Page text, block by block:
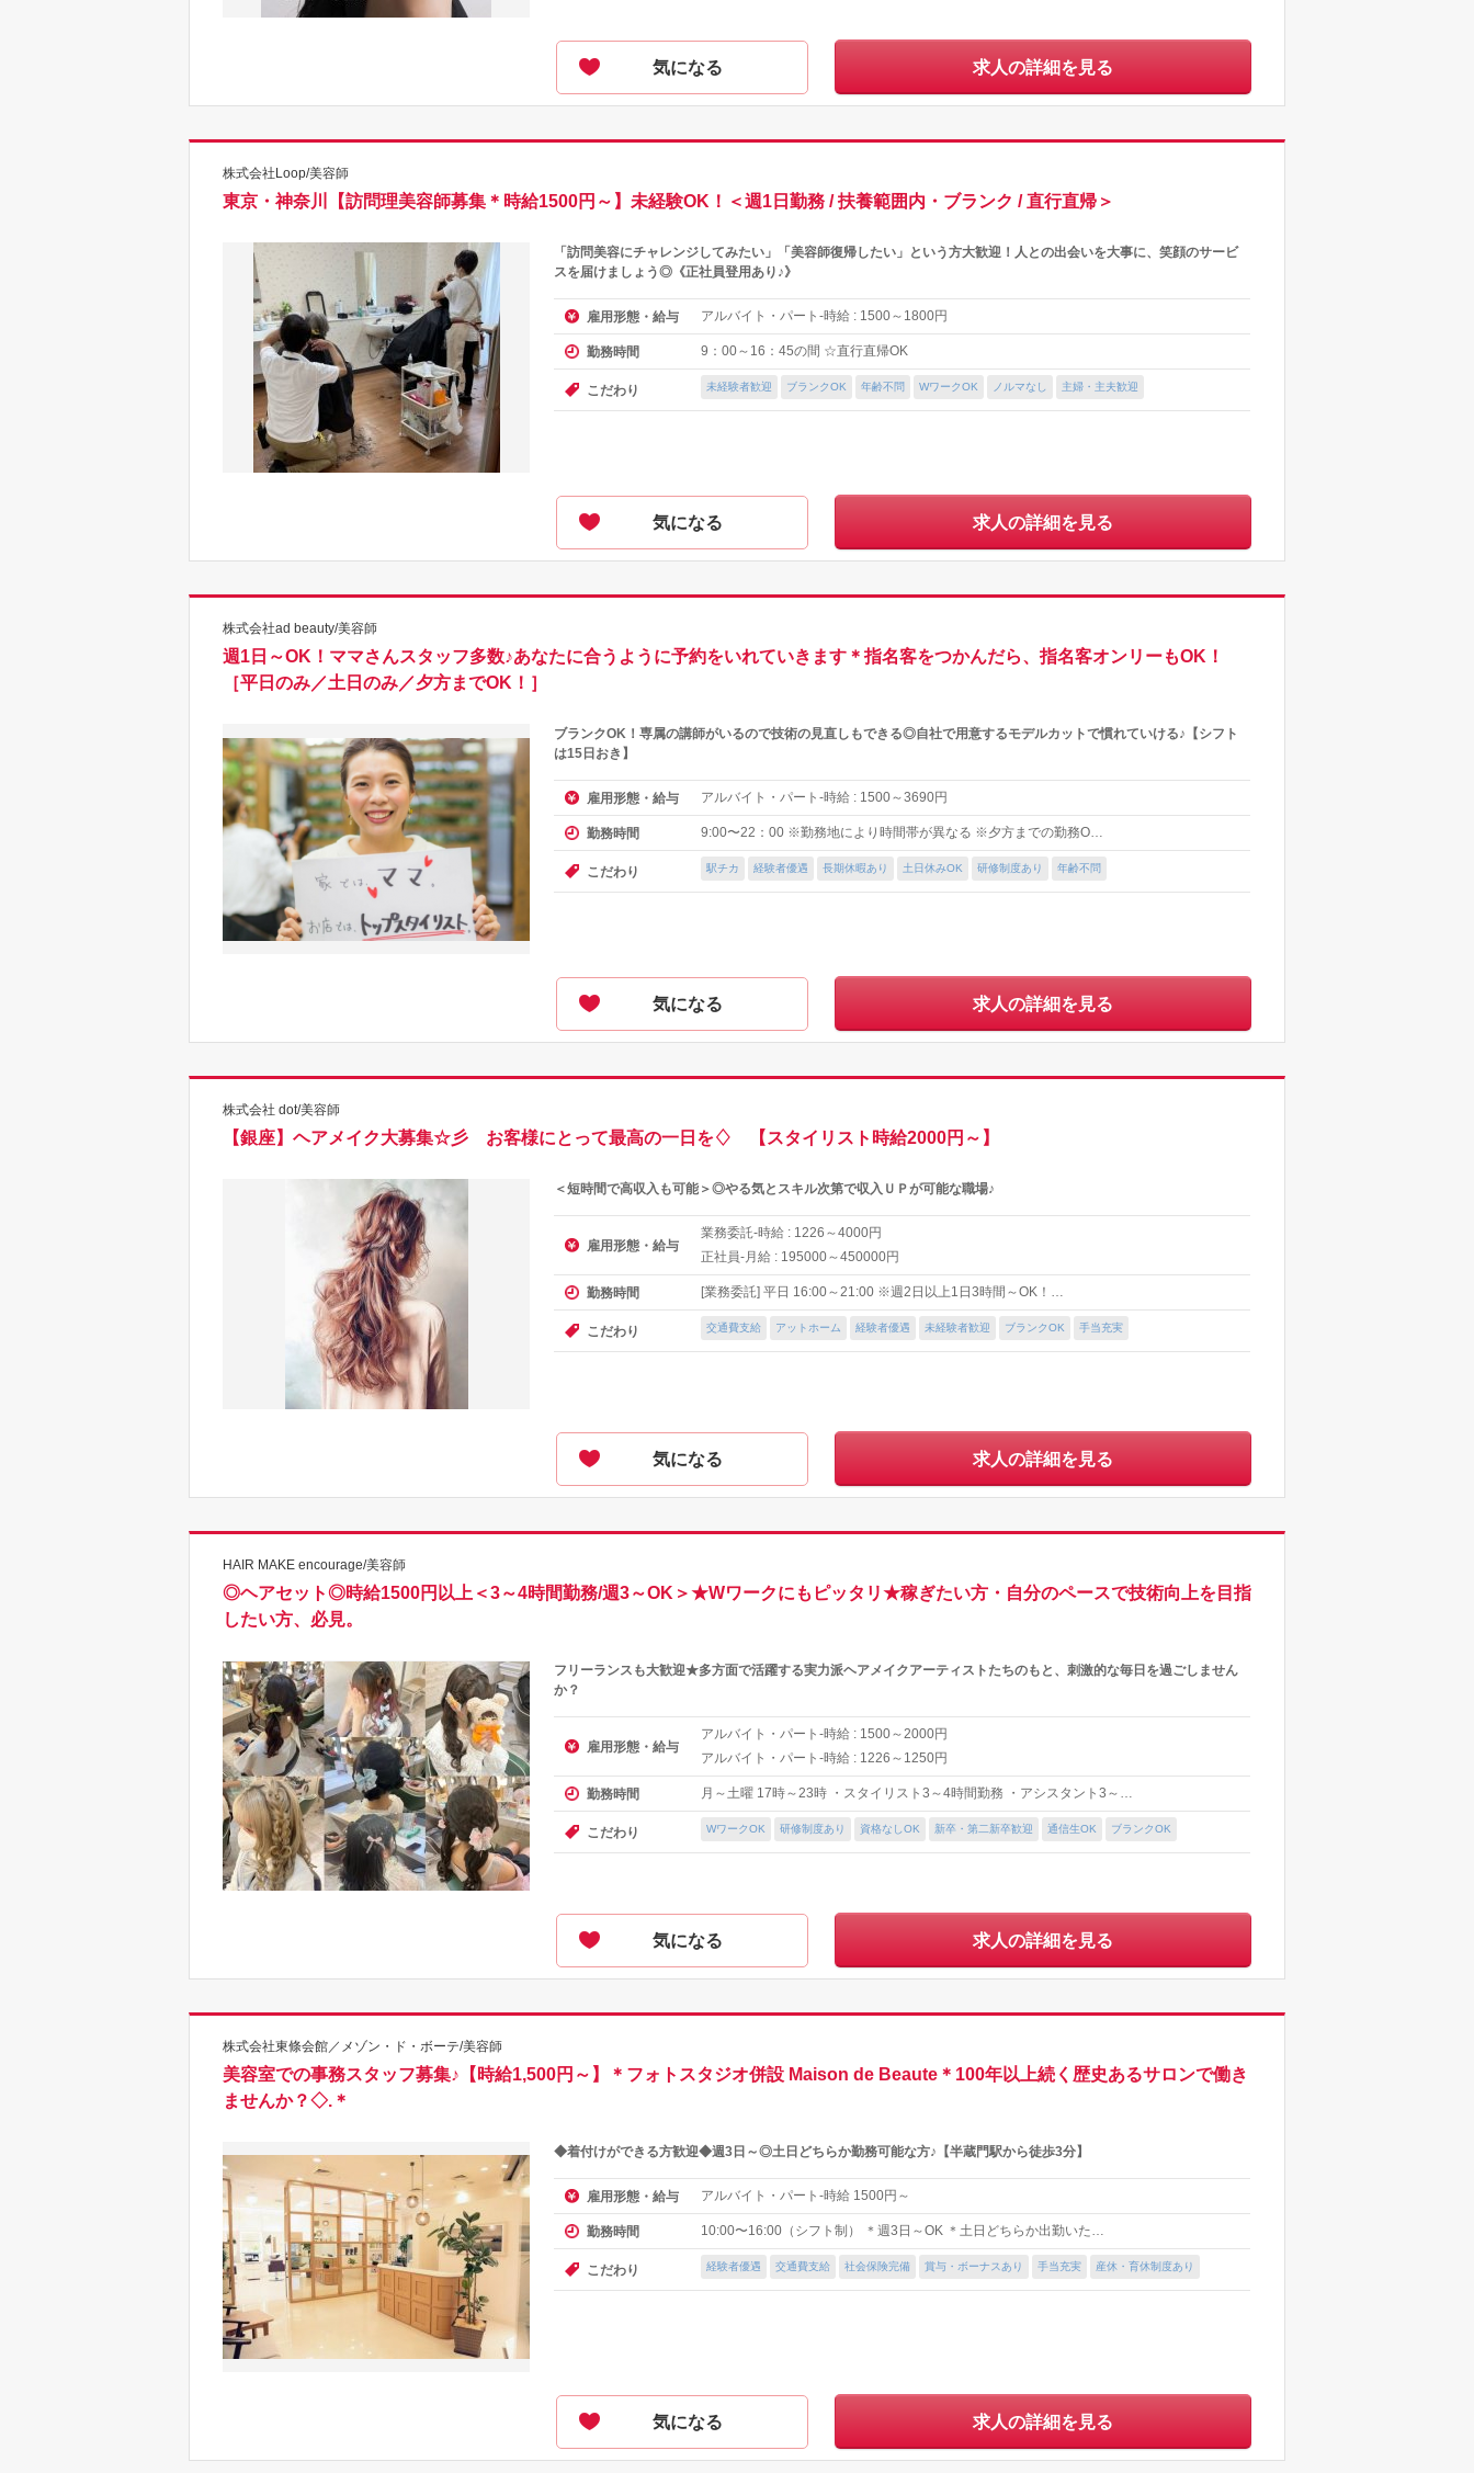
気になる 求人の詳細を見る
株式会社Loop/美容師
東京・神奈川【訪問理美容師募集＊時給1500円～】未経験OK！＜週1日勤務 / 扶養範囲内・ブランク / 直行直帰＞
「訪問美容にチャレンジしてみたい」「美容師復帰したい」という方大歓迎！人との出会いを大事に、笑顔のサービ
スを届けましょう◎《正社員登用あり♪》
雇用形態・給与 アルバイト・パート-時給 : 1500～ 1800円
勤務時間 9：00～16：45の間 ☆直行直帰OK
こだわり 未経験者歓迎 ブランクOK 年齢不問 WワークOK ノルマなし 主婦・主夫歓迎
気になる 求人の詳細を見る
株式会社ad beauty/美容師
週1日～OK！ママさんスタッフ多数♪あなたに合うように予約をいれていきます＊指名客をつかんだら、指名客オンリーもOK！
［平日のみ／土日のみ／夕方までOK！］
ブランクOK！専属の講師がいるので技術の見直しもできる◎自社で用意するモデルカットで慣れていける♪【シフト
は15日おき】
雇用形態・給与 アルバイト・パート-時給 : 1500～3690円
勤務時間 9:00〜22：00 ※勤務地により時間帯が異なる ※夕方までの勤務O…
こだわり 駅チカ 経験者優遇 長期休暇あり 土日休みOK 研修制度あり 年齢不問
気になる 求人の詳細を見る
株式会社 dot/美容師
【銀座】ヘアメイク大募集☆彡 お客様にとって最高の一日を♢ 【スタイリスト時給2000円～】
＜短時間で高収入も可能＞◎やる気とスキル次第で収入ＵＰが可能な職場♪
雇用形態・給与
業務委託-時給 : 1226 ～4000円
正社員-月給 : 195000～450000円
勤務時間 [業務委託] 平日 16:00～21:00 ※週2日以上1日3時間～OK！…
こだわり 交通費支給 アットホーム 経験者優遇 未経験者歓迎 ブランクOK 手当充実
気になる 求人の詳細を見る
HAIR MAKE encourage/美容師
◎ヘアセット◎時給1500円以上＜3～4時間勤務/週3～OK＞★Wワークにもピッタリ★稼ぎたい方・自分のペースで技術向上を目指
したい方、必見。
フリーランスも大歓迎★多方面で活躍する実力派ヘアメイクアーティストたちのもと、刺激的な毎日を過ごしません
か？
雇用形態・給与
アルバイト・パート-時給 : 1500～2000円
アルバイト・パート-時給 : 1226 ～ 1250円
勤務時間 月～土曜 17時～23時 ・スタイリスト3～4時間勤務 ・アシスタント3～…
こだわり WワークOK 研修制度あり 資格なしOK 新卒・第二新卒歓迎 通信生OK ブランクOK
気になる 求人の詳細を見る
株式会社東條会館／メゾン・ド・ボーテ/美容師
美容室での事務スタッフ募集♪【時給1,500円～】＊フォトスタジオ併設 Maison de Beaute＊100年以上続く歴史あるサロンで働き
ませんか？◇.＊
◆着付けができる方歓迎◆週3日～◎土日どちらか勤務可能な方♪【半蔵門駅から徒歩3分】
雇用形態・給与 アルバイト・パート-時給 1500円～
勤務時間 10:00〜16:00（シフト制） ＊週3日～OK ＊土日どちらか出勤いた…
こだわり 経験者優遇 交通費支給 社会保険完備 賞与・ボーナスあり 手当充実 産休・育休制度あり
気になる 求人の詳細を見る